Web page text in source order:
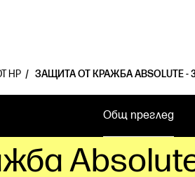
HP ЗАЩИТА ОТ КРАЖБА ABSOLUTE -
Общ преглед
Absolute